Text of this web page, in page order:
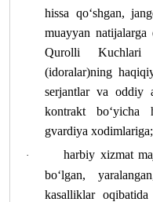
hissa qo‘shgan,
muayyan natijalarga
Qurolli Kuchlari
(idoralar)ning
serjantlar va oddiy
kontrakt
gvardiya xodimlariga;
·
harbiy xizmat
bo‘lgan,
kasalliklar